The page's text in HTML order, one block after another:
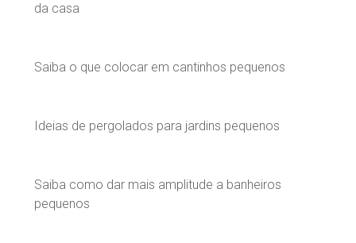
da casa
Saiba o que colocar em cantinhos pequenos
Ideias de pergolados para jardins pequenos
Saiba como dar mais amplitude a banheiros
pequenos